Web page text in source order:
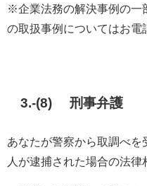
※企業法務の解決事例の一
の取扱事例についてはお電
3.-(8) 刑事弁護
あなたが警察から取調べ
人が逮捕された場合の法律